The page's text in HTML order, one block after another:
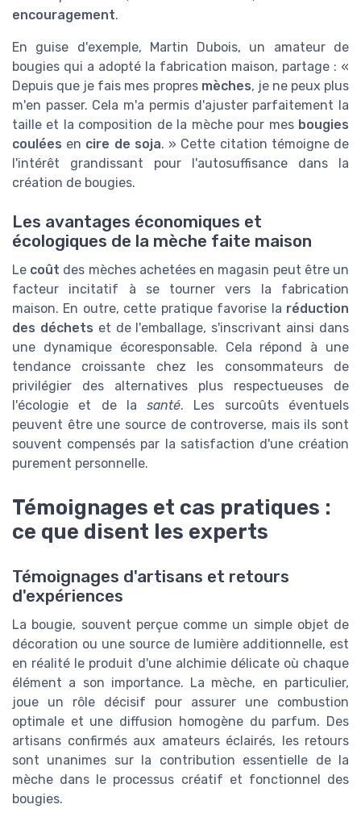
encouragement.
En guise d'exemple, Martin Dubois, un amateur de
bougies qui a adopté la fabrication maison, partage : «
Depuis que je fais mes propres mèches, je ne peux plus
m'en passer. Cela m'a permis d'ajuster parfaitement la
taille et la composition de la mèche pour mes bougies
coulées en cire de soja. » Cette citation témoigne de
l'intérêt grandissant pour l'autosuffisance dans la
création de bougies.
Les avantages économiques et
écologiques de la mèche faite maison
Le coût des mèches achetées en magasin peut être un
facteur incitatif à se tourner vers la fabrication
maison. En outre, cette pratique favorise la réduction
des déchets et de l'emballage, s'inscrivant ainsi dans
une dynamique écoresponsable. Cela répond à une
tendance croissante chez les consommateurs de
privilégier des alternatives plus respectueuses de
l'écologie et de lasanté. Les surcoûts éventuels
peuvent être une source de controverse, mais ils sont
souvent compensés par la satisfaction d'une création
purement personnelle.
Témoignages et cas pratiques :
ce que disent les experts
Témoignages d'artisans et retours
d'expériences
La bougie, souvent perçue comme un simple objet de
décoration ou une source de lumière additionnelle, est
en réalité le produit d'une alchimie délicate où chaque
élément a son importance. La mèche, en particulier,
joue un rôle décisif pour assurer une combustion
optimale et une diffusion homogène du parfum. Des
artisans confirmés aux amateurs éclairés, les retours
sont unanimes sur la contribution essentielle de la
mèche dans le processus créatif et fonctionnel des
bougies.